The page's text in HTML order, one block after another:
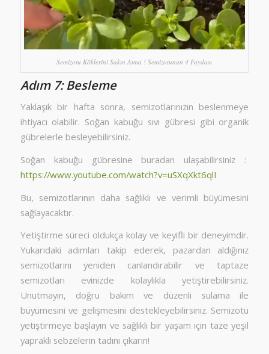
Semizotu Köklerini Sakın Atma ! Semizotunun 4 Faydası
Adım 7: Besleme
Yaklaşık bir hafta sonra, semizotlarınızın beslenmeye
ihtiyacı olabilir. Soğan kabuğu sıvı gübresi gibi organik
gübrelerle besleyebilirsiniz.
Soğan kabuğu gübresine buradan ulaşabilirsiniz :
https://www.youtube.com/watch?v=uSXqXkt6qlI
Bu, semizotlarının daha sağlıklı ve verimli büyümesini
sağlayacaktır.
Yetiştirme süreci oldukça kolay ve keyifli bir deneyimdir.
Yukarıdaki adımları takip ederek, pazardan aldığınız
semizotlarını yeniden canlandırabilir ve taptaze
semizotları evinizde kolaylıkla yetiştirebilirsiniz.
Unutmayın, doğru bakım ve düzenli sulama ile
büyümesini ve gelişmesini destekleyebilirsiniz. Semizotu
yetiştirmeye başlayın ve sağlıklı bir yaşam için taze yeşil
yapraklı sebzelerin tadını çıkarın!